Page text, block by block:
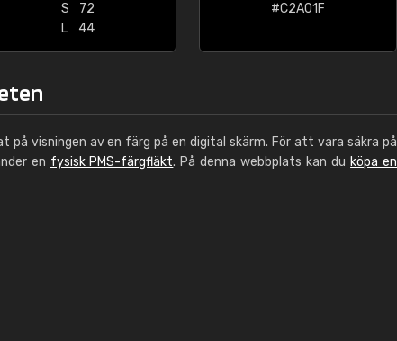
S
72
L
44
#C2A01F
visningen av en färg på en digital skärm. För att vara säkra på
en fysisk PMS-färgfläkt. På denna webbplats kan du köpa en